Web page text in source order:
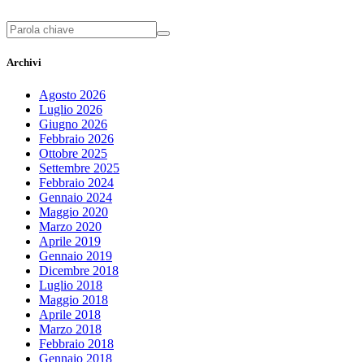
Archivi
Agosto 2026
Luglio 2026
Giugno 2026
Febbraio 2026
Ottobre 2025
Settembre 2025
Febbraio 2024
Gennaio 2024
Maggio 2020
Marzo 2020
Aprile 2019
Gennaio 2019
Dicembre 2018
Luglio 2018
Maggio 2018
Aprile 2018
Marzo 2018
Febbraio 2018
Gennaio 2018